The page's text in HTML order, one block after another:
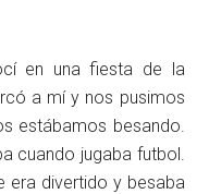
en una fiesta de la
a mí y nos pusimos
estábamos besando.
cuando jugaba futbol.
era divertido y besaba